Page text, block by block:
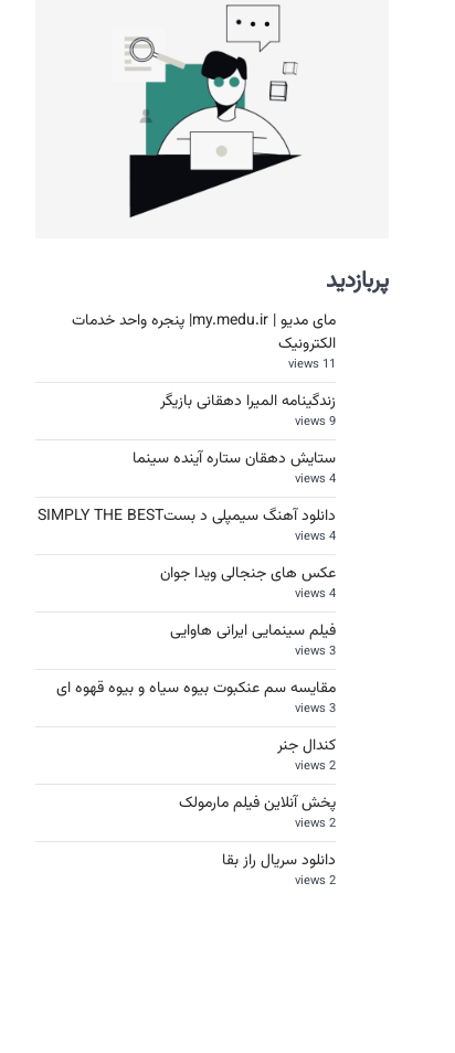
پربازدید
مای مدیو | my.medu.ir| پنجره واحد خدمات
الکترونیک
11 views
زندگینامه المیرا دهقانی بازیگر
9 views
ستایش دهقان ستاره آینده سینما
4 views
دانلود آهنگ سیمپلی د بستSIMPLY THE BEST
4 views
عکس های جنجالی ویدا جوان
4 views
فیلم سینمایی ایرانی هاوایی
3 views
مقایسه سم عنکبوت بیوه سیاه و بیوه قهوه ای
3 views
کندال جنر
2 views
پخش آنلاین فیلم مارمولک
2 views
دانلود سریال راز بقا
2 views